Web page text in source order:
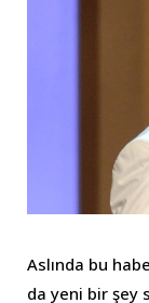
Aslında bu
da yeni bir şey